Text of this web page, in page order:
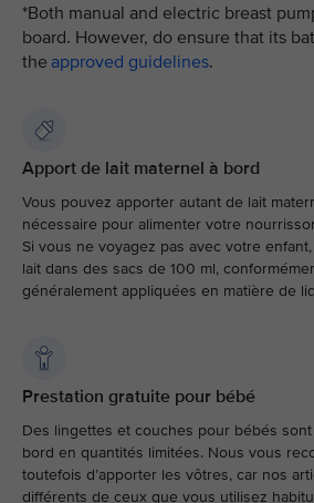
*Both manual and electric breast
board. However, do ensure that its
the approved guidelines.
Apport de lait maternel à bord
Vous pouvez apporter autant de lait
nécessaire pour alimenter votre
Si vous ne voyagez pas avec votre
lait dans des sacs de 100 ml,
généralement appliquées en matière de
Prestation gratuite pour bébé
Des lingettes et couches pour bébés
bord en quantités limitées. Nous vous
toutefois d’apporter les vôtres, car nos
différents de ceux que vous utilisez